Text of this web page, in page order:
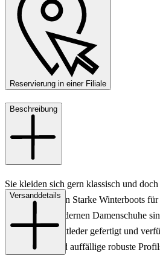
Reservierung in einer Filiale
Beschreibung
Sie kleiden sich gern klassisch und
tollen Konstantin Starke Winterboots
für Sie! Die modernen Damenschuhe
schwarzem Glattleder gefertigt und
Schürungen und auffällige robuste
Versanddetails